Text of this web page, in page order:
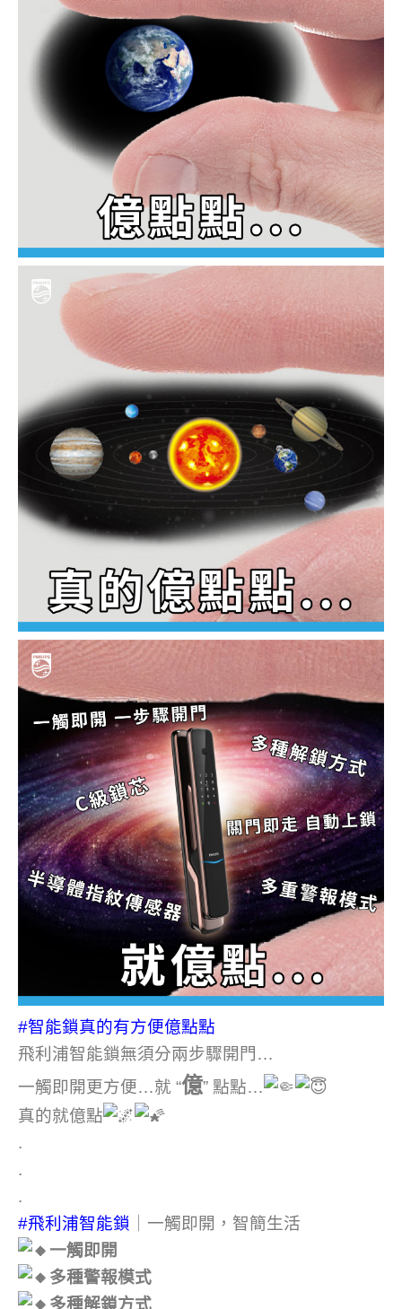
#智能鎖真的有方便億點點
飛利浦智能鎖無須分兩步驟開門…
一觸即開更方便…就 “億” 點點…
真的就億點
.
.
.
#飛利浦智能鎖 ｜一觸即開，智簡生活
一觸即開
多種警報模式
多種解鎖方式